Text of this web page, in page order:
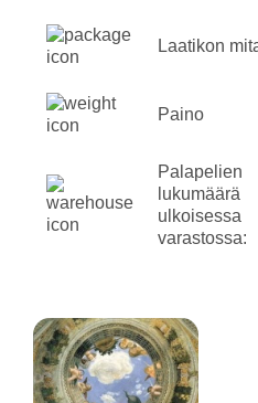
Laatikon
Paino
Palapelien
lukumäärä
ulkoisessa
varastossa: